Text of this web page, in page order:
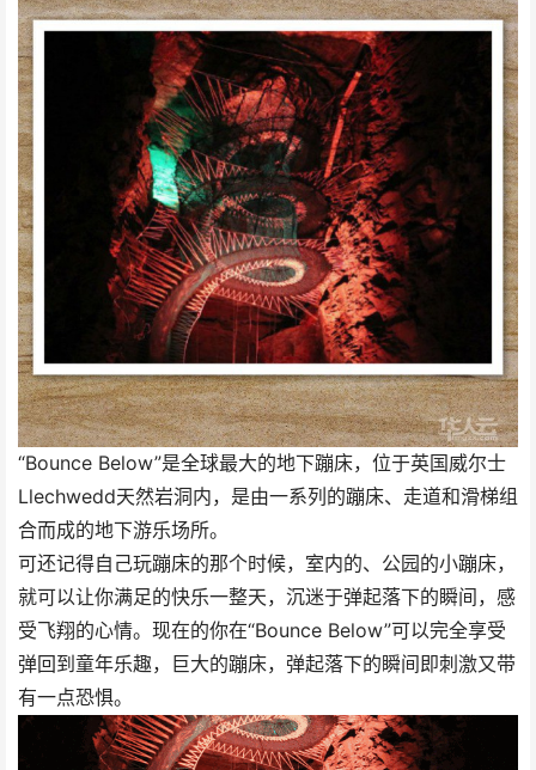
“Bounce Below”是全球最大的地下蹦床，位于英国威尔士
Llechwedd天然岩洞内，是由一系列的蹦床、走道和滑梯组
合而成的地下游乐场所。
可还记得自己玩蹦床的那个时候，室内的、公园的小蹦床，
就可以让你满足的快乐一整天，沉迷于弹起落下的瞬间，感
受飞翔的心情。现在的你在“Bounce Below”可以完全享受
弹回到童年乐趣，巨大的蹦床，弹起落下的瞬间即刺激又带
有一点恐惧。